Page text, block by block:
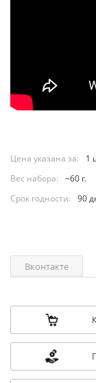
Цена указана за:
1
Вес набора:
~60 г.
Срок годности:
90
Вконтакте